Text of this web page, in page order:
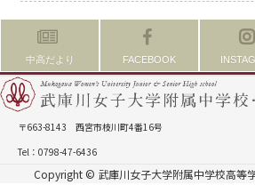
中高だより FACEBOOK
〒663-8143 西宮市枝川町4番16号
Tel：0798-47-6436
Copyright © 武庫川女子大学附属中学校高等